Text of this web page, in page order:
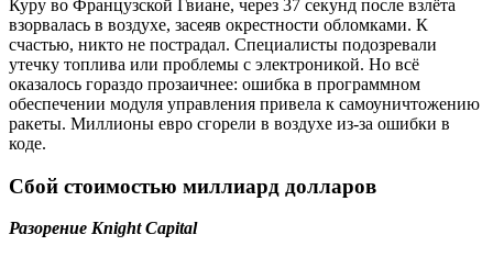
Куру во Французской Гвиане, через 37 секунд после взлёта
взорвалась в воздухе, засеяв окрестности обломками. К
счастью, никто не пострадал. Специалисты подозревали
утечку топлива или проблемы с электроникой. Но всё
оказалось гораздо прозаичнее: ошибка в программном
обеспечении модуля управления привела к самоуничтожению
ракеты. Миллионы евро сгорели в воздухе из-за ошибки в
коде.
Сбой стоимостью миллиард долларов
Разорение Knight Capital